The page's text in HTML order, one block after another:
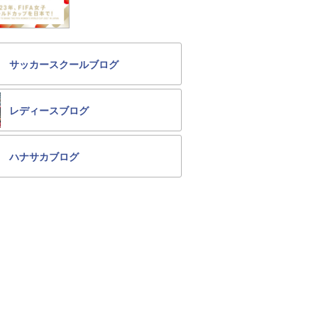
サッカースクールブログ
レディースブログ
ハナサカブログ